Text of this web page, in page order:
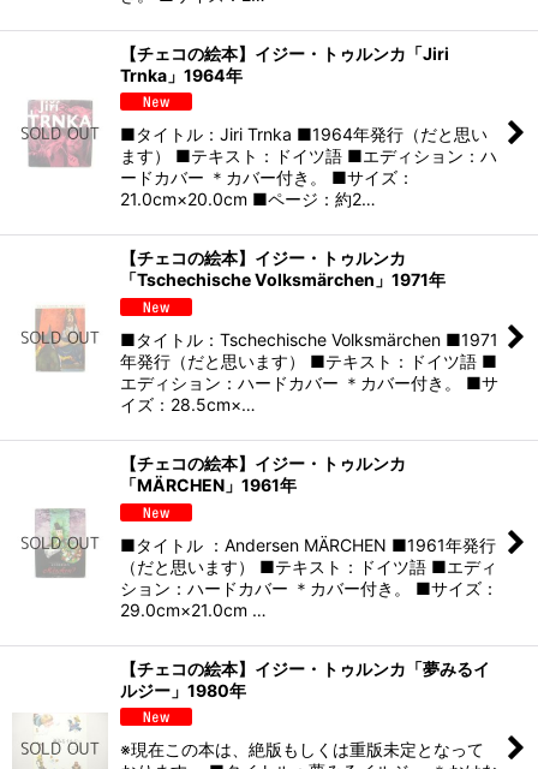
【チェコの絵本】イジー・トゥルンカ「Jiri
Trnka」1964年
■タイトル：Jiri Trnka ■1964年発行（だと思い
ます） ■テキスト：ドイツ語 ■エディション：ハ
ードカバー ＊カバー付き。 ■サイズ：
21.0cm×20.0cm ■ページ：約2…
【チェコの絵本】イジー・トゥルンカ
「Tschechische Volksmärchen」1971年
■タイトル：Tschechische Volksmärchen ■1971
年発行（だと思います） ■テキスト：ドイツ語 ■
エディション：ハードカバー ＊カバー付き。 ■サ
イズ：28.5cm×…
【チェコの絵本】イジー・トゥルンカ
「MÄRCHEN」1961年
■タイトル ：Andersen MÄRCHEN ■1961年発行
（だと思います） ■テキスト：ドイツ語 ■エディ
ション：ハードカバー ＊カバー付き。 ■サイズ：
29.0cm×21.0cm …
【チェコの絵本】イジー・トゥルンカ「夢みるイ
ルジー」1980年
※現在この本は、絶版もしくは重版未定となって